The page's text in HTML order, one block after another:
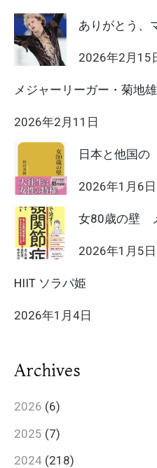
ありがとう、
2026年2月15
メジャーリーガー・菊地
2026年2月11日
日本と他国
2026年1月6日
女80歳の壁
2026年1月5日
HIIT ソラパ姫
2026年1月4日
Archives
2026 (6)
2025 (7)
2024 (218)